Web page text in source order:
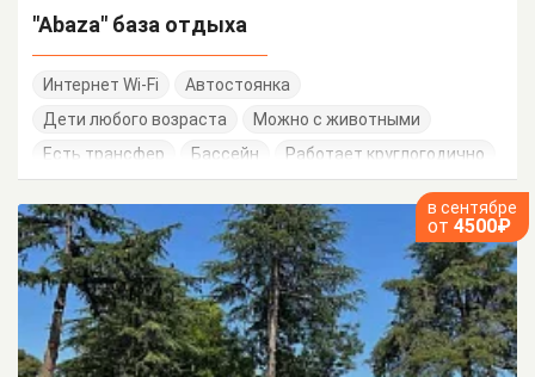
"Abaza" база отдыха
Интернет Wi-Fi
Автостоянка
Дети любого возраста
Можно с животными
Есть трансфер
Бассейн Работает круглогодично
в сентябре
от 4500₽